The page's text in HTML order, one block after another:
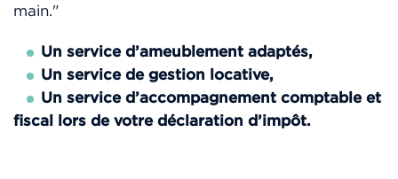
main."
Un service d’ameublement adaptés,
Un service de gestion locative,
Un service d’accompagnement comptable et
fiscal lors de votre déclaration d’impôt.